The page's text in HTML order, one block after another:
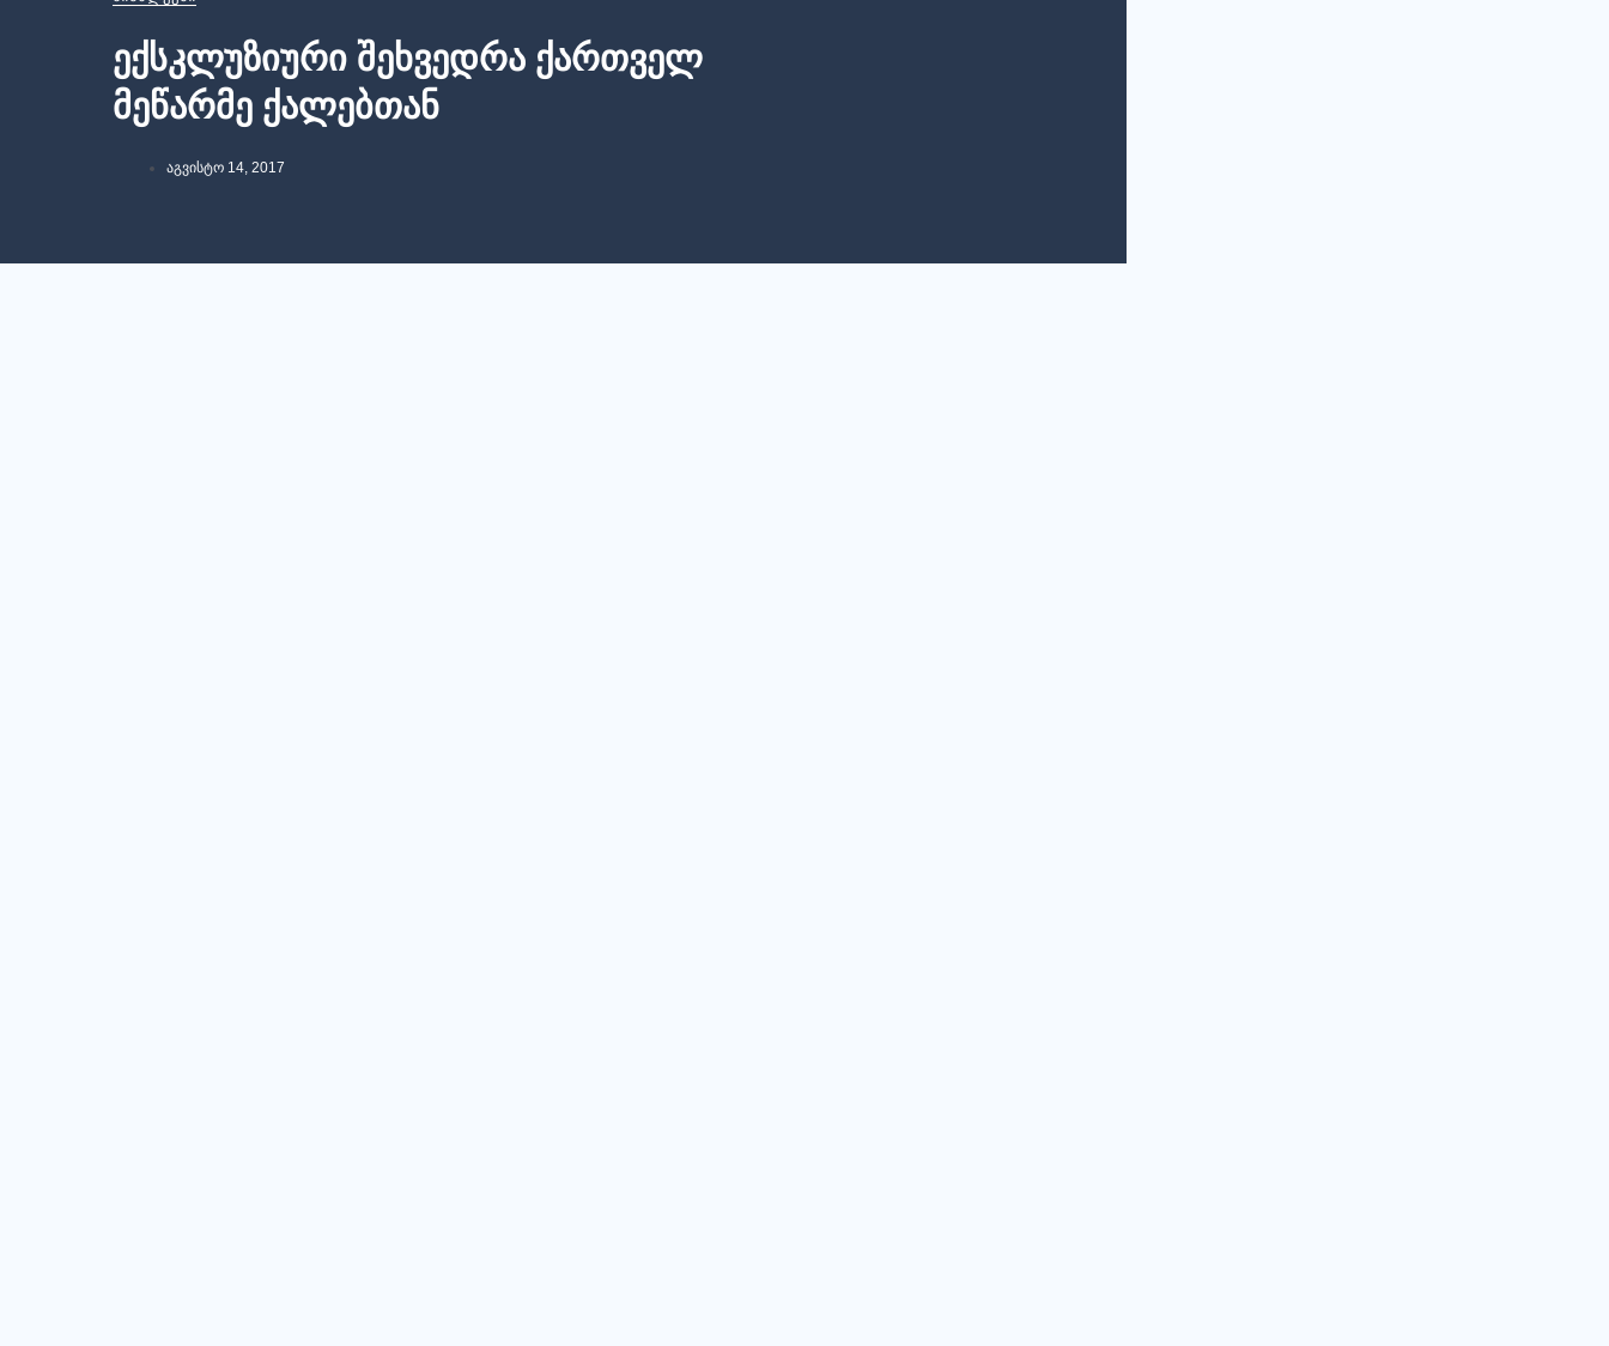
Ექსკლუზიური Შეხვედრა Ქართველ
Მეწარმე Ქალებთან
Აგვისტო 14, 2017